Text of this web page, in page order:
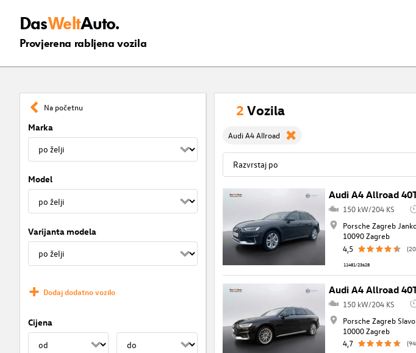
DasWeltAuto.
Provjerena rabljena vozila
Na početnu
Marka
Model
Varijanta modela
Dodaj dodatno vozilo
Cijena
2 Vozila
Audi A4 Allroad
Audi A4 Allroad
150 kW/204 KS
Porsche Zagreb
10090 Zagreb
4,5
11481/23628
Audi A4 Allroad
150 kW/204 KS
Porsche Zagreb
10000 Zagreb
4,7